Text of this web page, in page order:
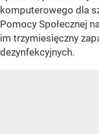
komputerowego dla
Pomocy Społecznej
im trzymiesięczny
dezynfekcyjnych.